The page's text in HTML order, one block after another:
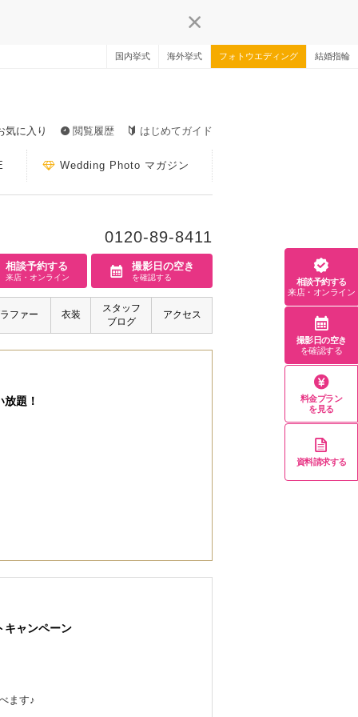
国内挙式 海外挙式 フォトウエディング 結婚指輪
気に入り 閲覧履歴 はじめてガイド
Wedding Photo マガジン
0120-89-8411
相談予約する
来店・オンライン
撮影日の空き
を確認する
ファー 衣装
スタッフ
ブログ
アクセス
題！
キャンペーン
ます♪
相談予約する
来店・オンライン
撮影日の空き
を確認する
料金プラン
を見る
資料請求する